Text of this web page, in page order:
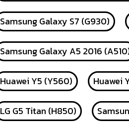
Samsung Galaxy S7 (G930)
Samsung Galaxy A5 2016
Huawei Y5 (Y560) Huawei
LG G5 Titan (H850)